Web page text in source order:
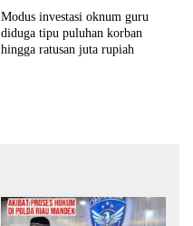
Modus investasi oknum guru
diduga tipu puluhan korban
hingga ratusan juta rupiah